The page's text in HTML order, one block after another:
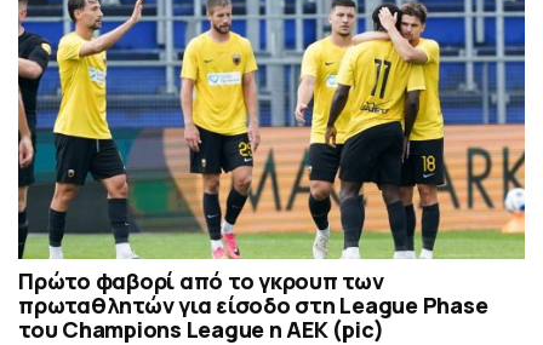
Πρώτο φαβορί από το γκρουπ των
πρωταθλητών για είσοδο στη League Phase
του Champions League η ΑΕΚ (pic)